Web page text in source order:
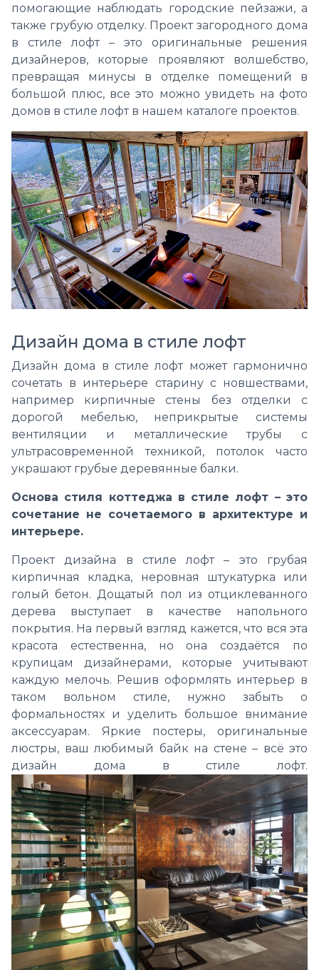
помогающие наблюдать городские пейзажи, а
также грубую отделку. Проект загородного дома
в стиле лофт – это оригинальные решения
дизайнеров, которые проявляют волшебство,
превращая минусы в отделке помещений в
большой плюс, все это можно увидеть на фото
домов в стиле лофт в нашем каталоге проектов.
Дизайн дома в стиле лофт
Дизайн дома в стиле лофт может гармонично
сочетать в интерьере старину с новшествами,
например кирпичные стены без отделки с
дорогой мебелью, неприкрытые системы
вентиляции и металлические трубы с
ультрасовременной техникой, потолок часто
украшают грубые деревянные балки.
Основа стиля коттеджа в стиле лофт – это
сочетание не сочетаемого в архитектуре и
интерьере.
Проект дизайна в стиле лофт – это грубая
кирпичная кладка, неровная штукатурка или
голый бетон. Дощатый пол из отциклеванного
дерева выступает в качестве напольного
покрытия. На первый взгляд кажется, что вся эта
красота естественна, но она создаётся по
крупицам дизайнерами, которые учитывают
каждую мелочь. Решив оформлять интерьер в
таком вольном стиле, нужно забыть о
формальностях и уделить большое внимание
аксессуарам. Яркие постеры, оригинальные
люстры, ваш любимый байк на стене – всё это
дизайн дома в стиле лофт.